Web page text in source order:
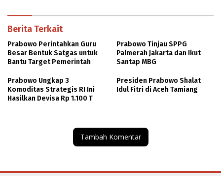
Berita Terkait
Prabowo Perintahkan Guru
Besar Bentuk Satgas untuk
Bantu Target Pemerintah
Prabowo Tinjau SPPG
Palmerah Jakarta dan Ikut
Santap MBG
Prabowo Ungkap 3
Komoditas Strategis RI Ini
Hasilkan Devisa Rp 1.100 T
Presiden Prabowo Shalat
Idul Fitri di Aceh Tamiang
Tambah Komentar